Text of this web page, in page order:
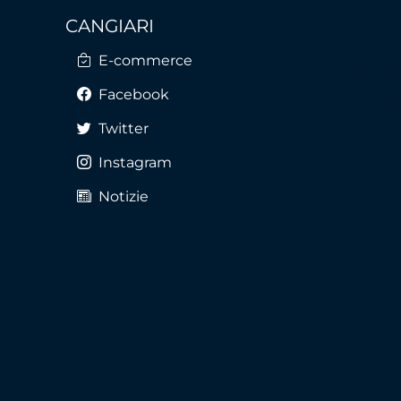
CANGIARI
E-commerce
Facebook
Twitter
Instagram
Notizie